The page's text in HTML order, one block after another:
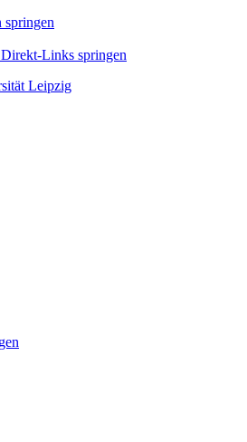
springen
Links springen